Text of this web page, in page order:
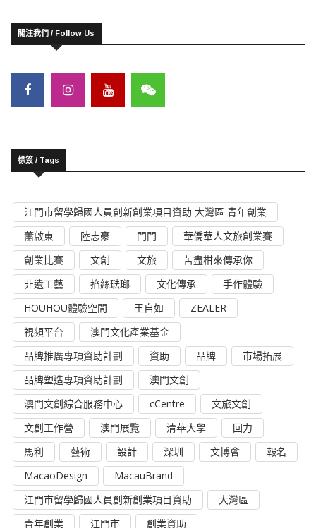
關注我們 / Follow Us
標簽 / Tags
江門市留學歸國人員創新創業項目資助 大灣區 青年創業
蕭啟東
陸志豪 門門
華僑華人文旅創業賽
創業比賽
文創 文旅
苦盡柑來傳承你
非遺工藝
掐絲琺瑯 文化傳承
手作體驗
HOUHOU體驗空間
王自如
ZEALER
視頻平台
澳門文化產業基金
品牌推廣專項資助計劃
資助 品牌
市場拓展
品牌塑造專項資助計劃
澳門文創
澳門文創綜合服務中心
cCentre
文旅文創
文創工作營
澳門展覽 清華大學
回力
馬利
藝術 設計 深圳 文博會
報名
MacaoDesign
MacauBrand
江門市留學歸國人員創新創業項目資助
大灣區
青年創業
江門市 創業資助